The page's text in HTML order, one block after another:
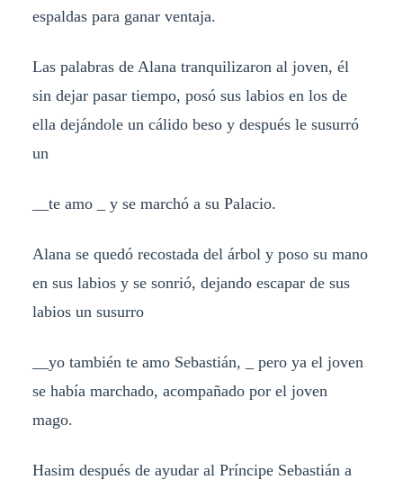
espaldas para ganar ventaja.
Las palabras de Alana tranquilizaron al joven, él
sin dejar pasar tiempo, posó sus labios en los de
ella dejándole un cálido beso y después le susurró
un
__te amo _ y se marchó a su Palacio.
Alana se quedó recostada del árbol y poso su mano
en sus labios y se sonrió, dejando escapar de sus
labios un susurro
__yo también te amo Sebastián, _ pero ya el joven
se había marchado, acompañado por el joven
mago.
Hasim después de ayudar al Príncipe Sebastián a